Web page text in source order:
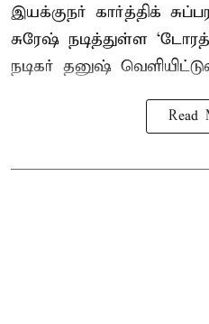
இயக்குநர் கார்த்திக்
சுரேஷ் நடித்துள்ள
நடிகர் தனுஷ்
Read